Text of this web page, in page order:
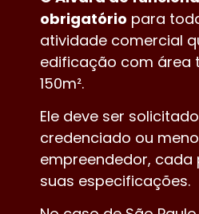
obrigatório para
atividade comercial
edificação com área
150m².
Ele deve ser
credenciado ou
empreendedor,
suas especificações.